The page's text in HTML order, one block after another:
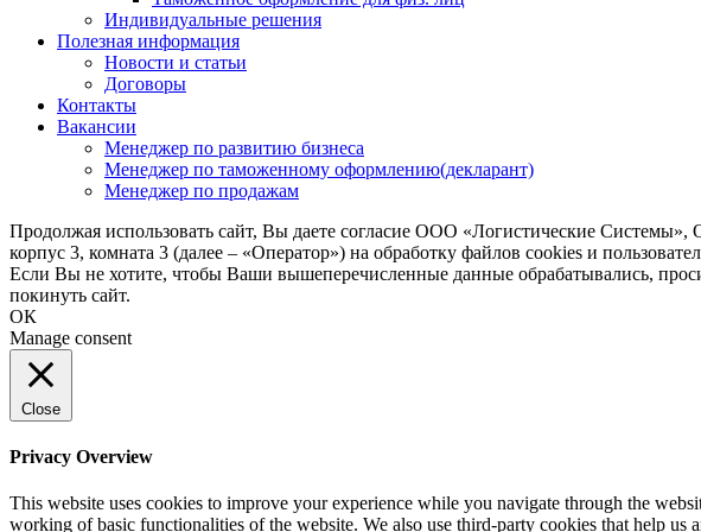
Индивидуальные решения
Полезная информация
Новости и статьи
Договоры
Контакты
Вакансии
Менеджер по развитию бизнеса
Менеджер по таможенному оформлению(декларант)
Менеджер по продажам
Продолжая использовать сайт, Вы даете согласие ООО «Логистические
корпус 3, комната 3 (далее – «Оператор») на обработку файлов cookies и
Если Вы не хотите, чтобы Ваши вышеперечисленные данные обрабатывались,
покинуть сайт.
ОК
Manage consent
Close
Privacy Overview
This website uses cookies to improve your experience while you navigate through the
working of basic functionalities of the website. We also use third-party cookies that help